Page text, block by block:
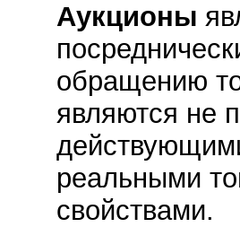
Аукционы
обращению
являются не
реальными
свойствами.